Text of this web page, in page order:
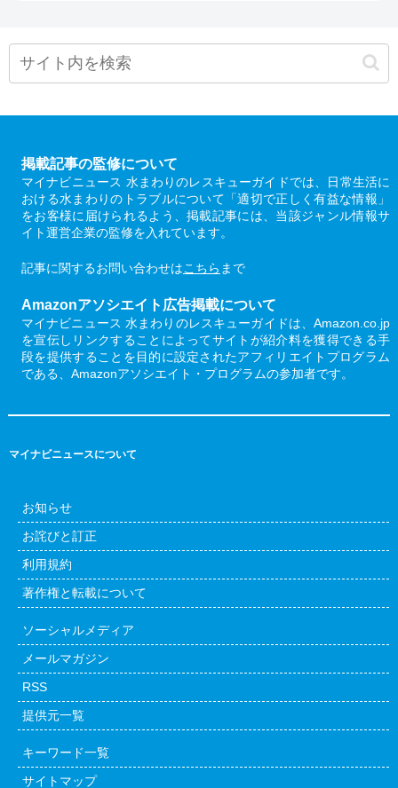
掲載記事の監修について
マイナビニュース 水まわりのレスキューガイドでは、日常生活に
おける水まわりのトラブルについて「適切で正しく有益な情報」
をお客様に届けられるよう、掲載記事には、当該ジャンル情報サ
イト運営企業の監修を入れています。
記事に関するお問い合わせはこちら まで
Amazonアソシエイト広告掲載について
マイナビニュース 水まわりのレスキューガイドは、Amazon.co.jp
を宣伝しリンクすることによってサイトが紹介料を獲得できる手
段を提供することを目的に設定されたアフィリエイトプログラム
である、Amazonアソシエイト・プログラムの参加者です。
マイナビニュースについて
お知らせ
お詫びと訂正
利用規約
著作権と転載について
ソーシャルメディア
メールマガジン
RSS
提供元一覧
キーワード一覧
サイトマップ